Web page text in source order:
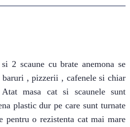
2 scaune cu brate anemona se
baruri , pizzerii , cafenele si chiar
masa cat si scaunele sunt
plastic dur pe care sunt turnate
pentru o rezistenta cat mai mare